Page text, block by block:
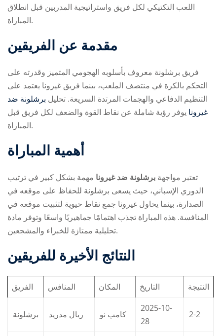
اللعب التكتيكي لكل فريق واستراتيجية المدربين قبل انطلاق
المباراة.
مقدمة عن الفريقين
فريق برشلونة معروف بأسلوبه الهجومي المتميز وقدرته على
التحكم بالكرة في منتصف الملعب، بينما فريق غيرونا يعتمد على
التنظيم الدفاعي والهجمات المرتدة السريعة. تحليل برشلونة ضد
غيرونا يوفر رؤية شاملة عن نقاط القوة والضعف لكل فريق قبل
المباراة.
أهمية المباراة
تعتبر مواجهة برشلونة ضد غيرونا مهمة بشكل كبير في ترتيب
الدوري الإسباني، حيث يسعى برشلونة للحفاظ على موقعه في
الصدارة، بينما يحاول غيرونا جمع نقاط حيوية لتثبيت موقعه في
المنافسة. هذه المباراة تجذب اهتمامًا جماهيريًا واسعًا وتوفر مادة
تحليلية ممتازة للخبراء والمشجعين.
النتائج الأخيرة للفريقين
الفريق المنافس المكان التاريخ النتيجة
برشلونة ريال مدريد كامب نو
2025-10-
28
2-2